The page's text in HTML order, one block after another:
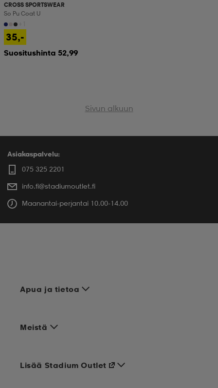
CROSS SPORTSWEAR
So Pu Coat U
35,-
Suositushinta 52,99
Sivun alkuun
Asiakaspalvelu:
075 325 2201
info.fi@stadiumoutlet.fi
Maanantai-perjantai 10.00-14.00
Apua ja tietoa
Meistä
Lisää Stadium Outlet